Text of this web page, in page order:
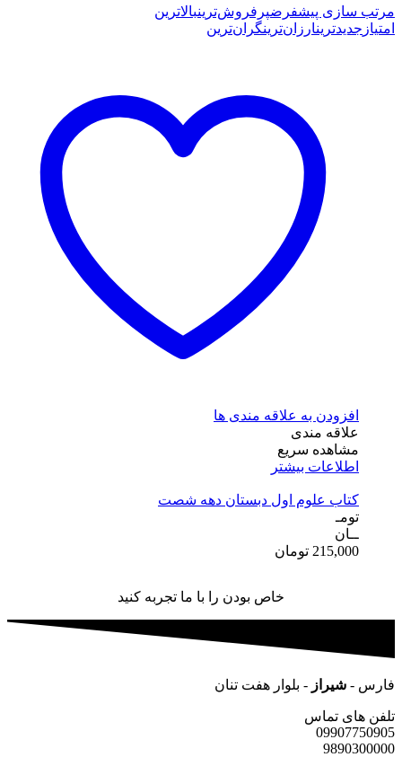
مرتب سازی پیشفرضپرفروش‌ترینبالاترین
امتیاز جدیدترینارزان‌ترینگران‌ترین
افزودن به علاقه مندی ها
علاقه مندی
مشاهده سریع
اطلاعات بیشتر
کتاب علوم اول دبستان دهه شصت
تومـ
ــان
215,000 تومان
خاص بودن را با ما تجربه کنید
فارس - شیراز - بلوار هفت تنان
تلفن های تماس
09907750905
9890300000